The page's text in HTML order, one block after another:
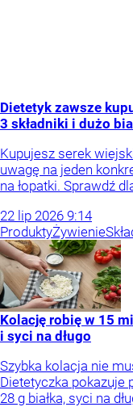
Dietetyk zawsze
3 składniki i dużo
Kupujesz serek
uwagę na jeden
na łopatki. Sprawdź
22 lip 2026 9:14
ProduktyŻywienie
Kolację robię w 15
i syci na długo
Szybka kolacja nie
Dietetyczka pokazuje
28 g białka, syci na